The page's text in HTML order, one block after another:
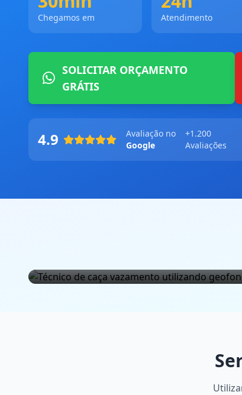
Chegamos em Atendimento
SOLICITAR ORÇAMENTO
GRÁTIS
4.9
Avaliação no
Google
+1.200
Avaliações